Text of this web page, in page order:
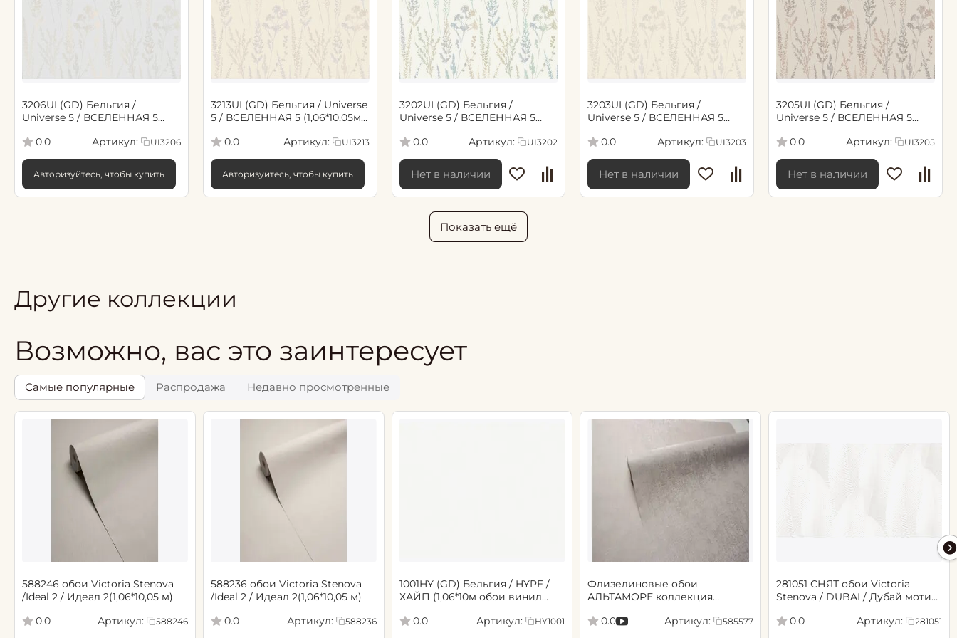
3206UI (GD) Бельгия /
Universe 5 / ВСЕЛЕННАЯ 5
0.0
Артикул: UI3206
Авторизуйтесь, чтобы купить
3213UI (GD) Бельгия / Universe
5 / ВСЕЛЕННАЯ 5 (1,06*10,05м
0.0
Артикул: UI3213
Авторизуйтесь, чтобы купить
3202UI (GD) Бельгия /
Universe 5 / ВСЕЛЕННАЯ 5
0.0
Артикул: UI3202
Нет в наличии
3203UI (GD) Бельгия /
Universe 5 / ВСЕЛЕННАЯ 5
0.0
Артикул: UI3203
Нет в наличии
3205UI (GD) Бельгия /
Universe 5 / ВСЕЛЕННАЯ 5
0.0
Артикул: UI3205
Нет в наличии
Показать ещё
Другие коллекции
Возможно, вас это заинтересует
Самые популярные Распродажа Недавно просмотренные
588246 обои Victoria Stenova
/Ideal 2 / Идеал 2(1,06*10,05 м)
0.0
Артикул: 588246
588236 обои Victoria Stenova
/Ideal 2 / Идеал 2(1,06*10,05 м)
0.0
Артикул: 588236
1001HY (GD) Бельгия / HYPE /
ХАЙП (1,06*10м обои винил
0.0
Артикул: HY1001
Флизелиновые обои
АЛЬТАМОРЕ коллекция
0.0
Артикул: 585577
281051 СНЯТ обои Victoria
Stenova / DUBAI / Дубай мотив
0.0
Артикул: 281051